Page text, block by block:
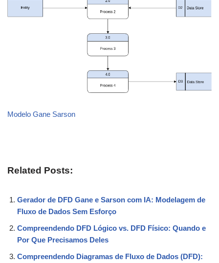
Modelo Gane Sarson
Related Posts:
Gerador de DFD Gane e Sarson com IA: Modelagem de
Fluxo de Dados Sem Esforço
Compreendendo DFD Lógico vs. DFD Físico: Quando e
Por Que Precisamos Deles
Compreendendo Diagramas de Fluxo de Dados (DFD):